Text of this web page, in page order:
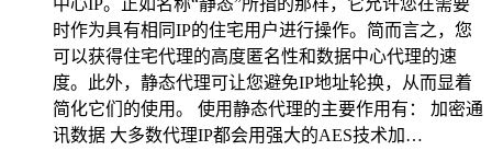
中心IP。正如名称“静态”所指的那样，它允许您在需要
时作为具有相同IP的住宅用户进行操作。简而言之，您
可以获得住宅代理的高度匿名性和数据中心代理的速
度。此外，静态代理可让您避免IP地址轮换，从而显着
简化它们的使用。 使用静态代理的主要作用有： 加密通
讯数据 大多数代理IP都会用强大的AES技术加…